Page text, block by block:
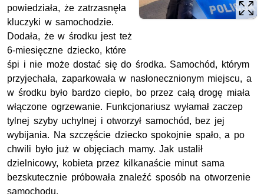
powiedziała, że zatrzasnęła
kluczyki w samochodzie.
Dodała, że w środku jest też
6-miesięczne dziecko, które
śpi i nie może dostać się do środka. Samochód, którym
przyjechała, zaparkowała w nasłonecznionym miejscu, a
w środku było bardzo ciepło, bo przez całą drogę miała
włączone ogrzewanie. Funkcjonariusz wyłamał zaczep
tylnej szyby uchylnej i otworzył samochód, bez jej
wybijania. Na szczęście dziecko spokojnie spało, a po
chwili było już w objęciach mamy. Jak ustalił
dzielnicowy, kobieta przez kilkanaście minut sama
bezskutecznie próbowała znaleźć sposób na otworzenie
samochodu.